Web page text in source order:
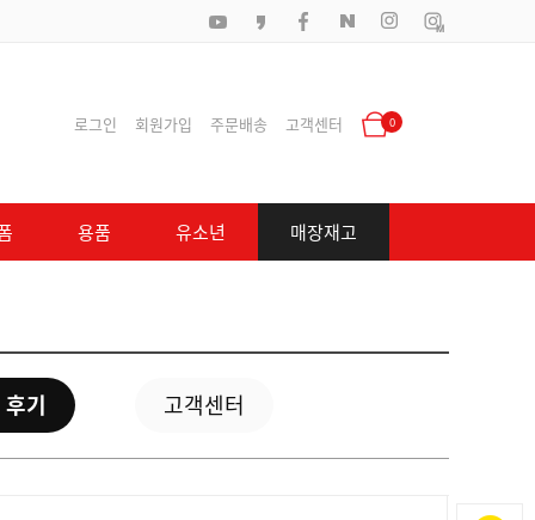
로그인 회원가입 주문배송 고객센터 0
용품 유소년 매장재고
기 고객센터